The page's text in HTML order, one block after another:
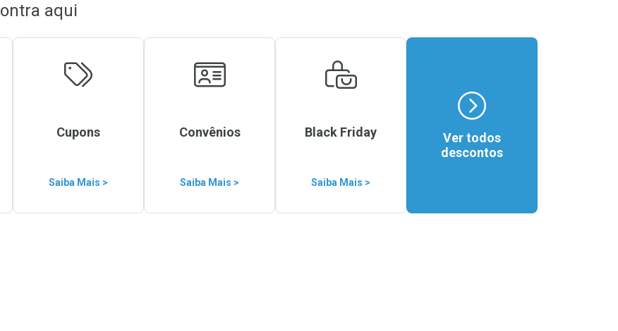
aqui
Cupons
Saiba Mais >
Convênios
Saiba Mais >
Black Friday
Saiba Mais >
Ver todos
descontos